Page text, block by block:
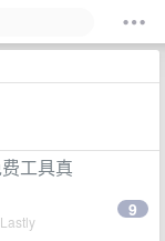
工具真
9